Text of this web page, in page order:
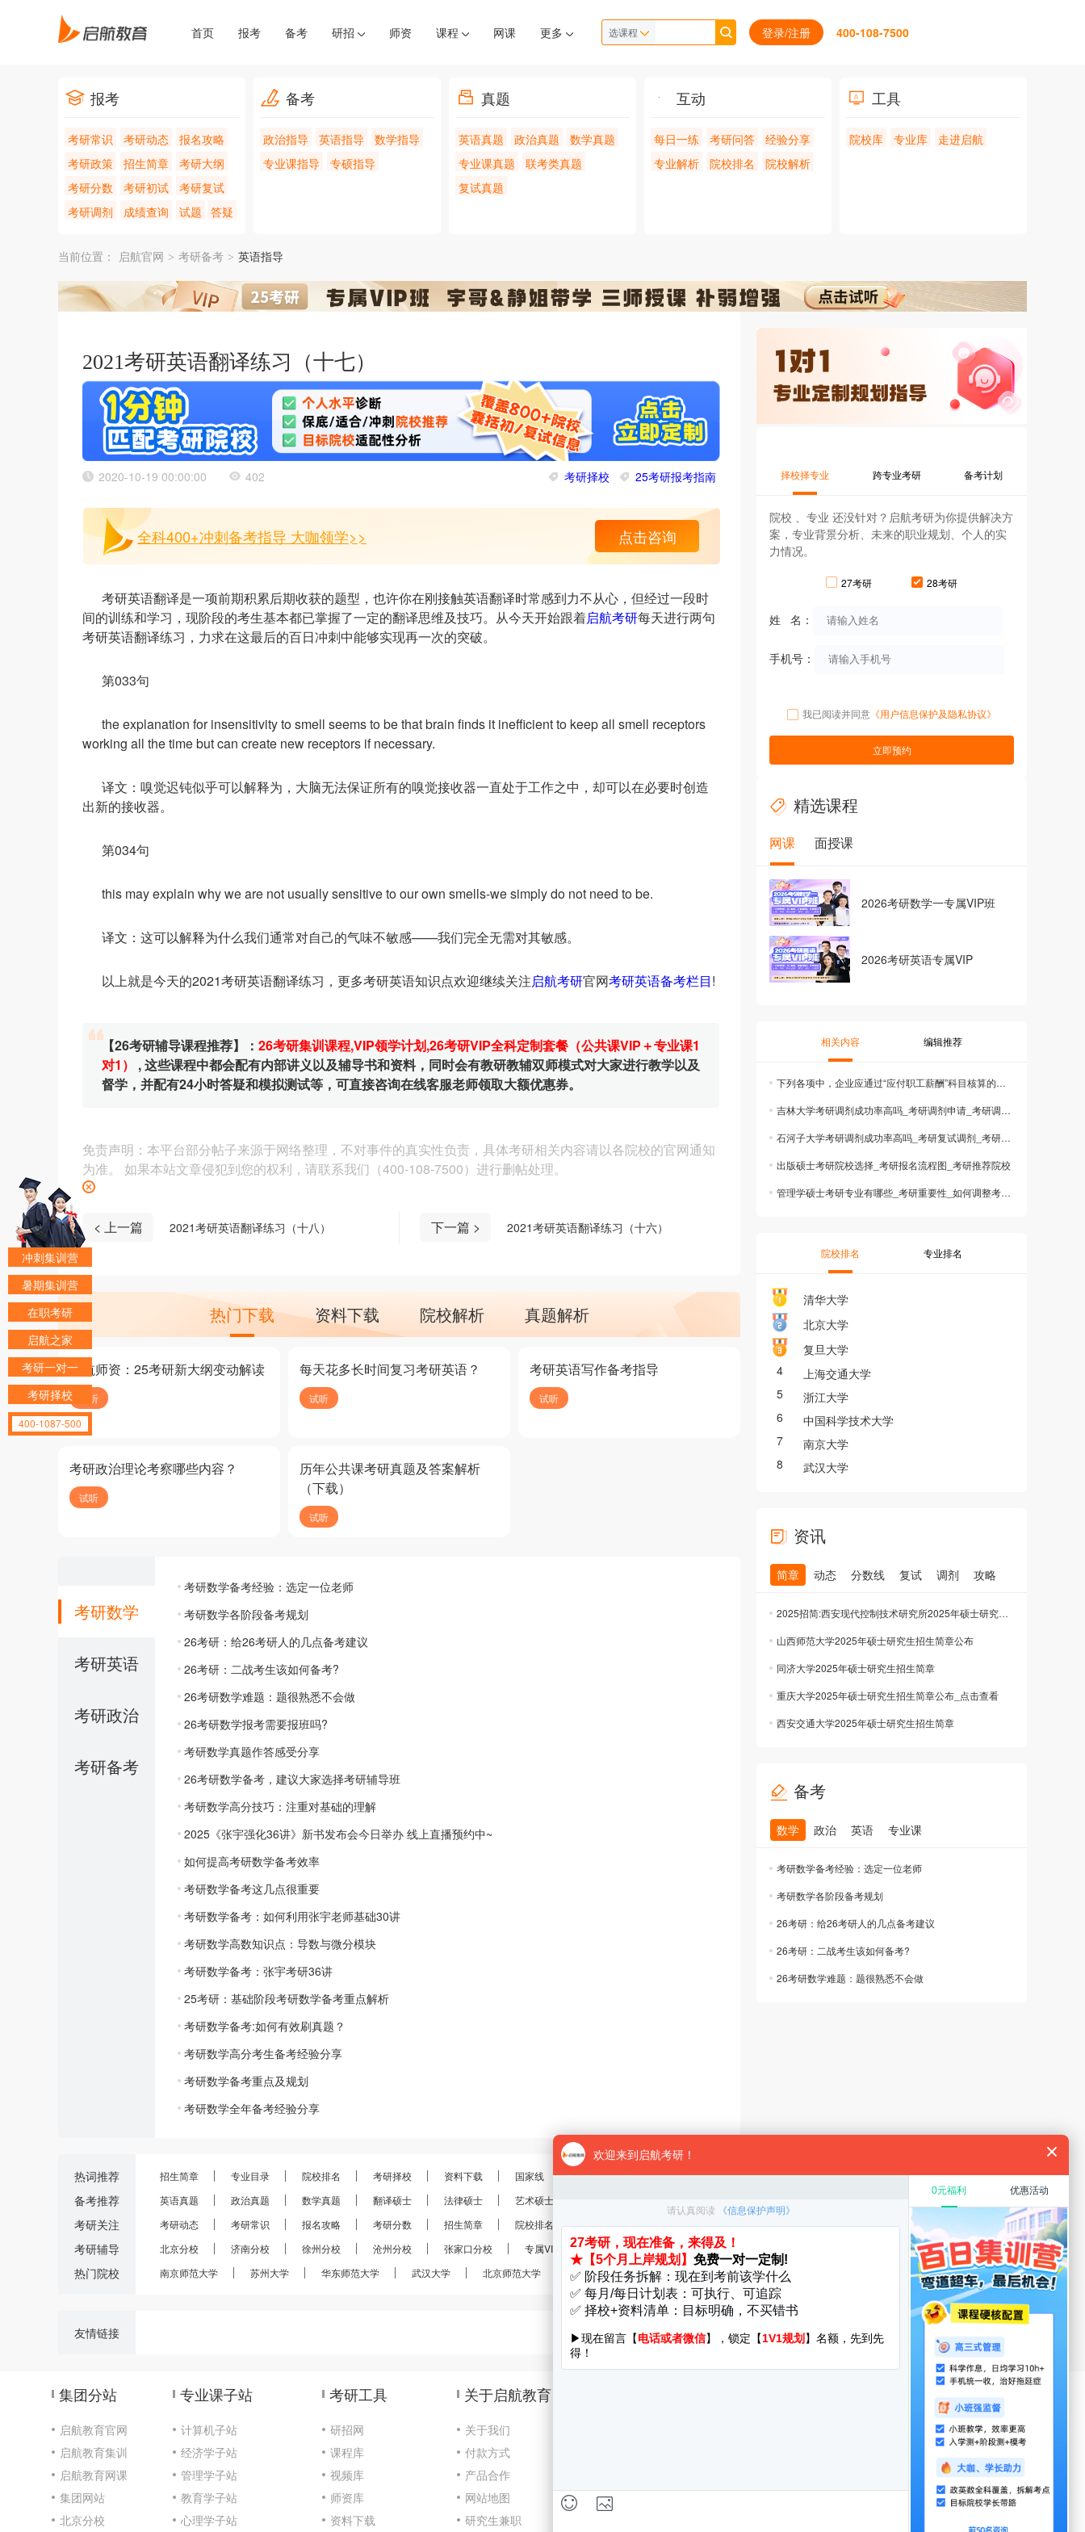
首页 报考 备考 研招 师资 课程 网课 更多 选课程 登录/注册 400-108-7500
报考
考研常识 考研动态
报名攻略
考研政策
招生简章
考研大纲
考研分数
考研初试
考研复试
考研调剂
成绩查询 试题 答疑
备考
政治指导 英语指导
数学指导
专业课指导
专硕指导
真题
英语真题 政治真题
数学真题
专业课真题
联考类真题
复试真题
互动
每日一练 考研问答
经验分享
专业解析
院校排名 院校解析
工具
院校库 专业库 走进启航
当前位置： 启航官网 > 考研备考 > 英语指导
2021考研英语翻译练习（十七）
2020-10-19 00:00:00 402 考研择校 25考研报考指南
全科400+冲刺备考指导 大咖领学>> 点击咨询
考研英语翻译是一项前期积累后期收获的题型，也许你在刚接触英语翻译时常感到力不从心，但经过一段时
间的训练和学习，现阶段的考生基本都已掌握了一定的翻译思维及技巧。从今天开始跟着启航考研每天进行两句
考研英语翻译练习，力求在这最后的百日冲刺中能够实现再一次的突破。
第033句
the explanation for insensitivity to smell seems to be that brain finds it inefficient to keep all smell receptors
working all the time but can create new receptors if necessary.
译文：嗅觉迟钝似乎可以解释为，大脑无法保证所有的嗅觉接收器一直处于工作之中，却可以在必要时创造
出新的接收器。
第034句
this may explain why we are not usually sensitive to our own smells-we simply do not need to be.
译文：这可以解释为什么我们通常对自己的气味不敏感——我们完全无需对其敏感。
以上就是今天的2021考研英语翻译练习，更多考研英语知识点欢迎继续关注启航考研官网考研英语备考栏目!
【26考研辅导课程推荐】： 26考研集训课程,VIP领学计划,26考研VIP全科定制套餐（公共课VIP＋专业课1
对1）
, 这些课程中都会配有内部讲义以及辅导书和资料，同时会有教研教辅双师模式对大家进行教学以及
督学，并配有24小时答疑和模拟测试等，可直接咨询在线客服老师领取大额优惠券。
免责声明：本平台部分帖子来源于网络整理，不对事件的真实性负责，具体考研相关内容请以各院校的官网通知
为准。 如果本站文章侵犯到您的权利，请联系我们（400-108-7500）进行删帖处理。
< 上一篇 2021考研英语翻译练习（十八） 下一篇 > 2021考研英语翻译练习（十六）
热门下载 资料下载 院校解析 真题解析
启航师资：25考研新大纲变动解读
试听
每天花多长时间复习考研英语？
试听
考研英语写作备考指导
试听
考研政治理论考察哪些内容？
试听
历年公共课考研真题及答案解析
（下载）
试听
考研数学
考研英语
考研政治
考研备考
考研数学备考经验：选定一位老师
考研数学各阶段备考规划
26考研：给26考研人的几点备考建议
26考研：二战考生该如何备考?
26考研数学难题：题很熟悉不会做
26考研数学报考需要报班吗?
考研数学真题作答感受分享
26考研数学备考，建议大家选择考研辅导班
考研数学高分技巧：注重对基础的理解
2025《张宇强化36讲》新书发布会今日举办 线上直播预约中~
如何提高考研数学备考效率
考研数学备考这几点很重要
考研数学备考：如何利用张宇老师基础30讲
考研数学高数知识点：导数与微分模块
考研数学备考：张宇考研36讲
25考研：基础阶段考研数学备考重点解析
考研数学备考:如何有效刷真题？
考研数学高分考生备考经验分享
考研数学备考重点及规划
考研数学全年备考经验分享
择校择专业 跨专业考研 备考计划
院校 、专业 还没针对？启航考研为你提供解决方
案，专业背景分析、未来的职业规划、个人的实
力情况。
27考研 28考研
姓 名：
手机号：
我已阅读并同意 《用户信息保护及隐私协议》
立即预约
精选课程
网课 面授课
2026考研数学一专属VIP班
2026考研英语专属VIP
相关内容 编辑推荐
下列各项中，企业应通过“应付职工薪酬”科目核算的有（ ）。
吉林大学考研调剂成功率高吗_考研调剂申请_考研调剂条件
石河子大学考研调剂成功率高吗_考研复试调剂_考研调剂系统
出版硕士考研院校选择_考研报名流程图_考研推荐院校
管理学硕士考研专业有哪些_考研重要性_如何调整考研心态
院校排名 专业排名
清华大学
北京大学
复旦大学
4
上海交通大学
5
浙江大学
6
中国科学技术大学
7
南京大学
8
武汉大学
资讯
简章 动态 分数线 复试 调剂 攻略
2025招简:西安现代控制技术研究所2025年硕士研究生招生简章公布
山西师范大学2025年硕士研究生招生简章公布
同济大学2025年硕士研究生招生简章
重庆大学2025年硕士研究生招生简章公布_点击查看
西安交通大学2025年硕士研究生招生简章
备考
数学 政治 英语 专业课
考研数学备考经验：选定一位老师
考研数学各阶段备考规划
26考研：给26考研人的几点备考建议
26考研：二战考生该如何备考?
26考研数学难题：题很熟悉不会做
热词推荐
备考推荐
考研关注
考研辅导
热门院校
招生简章 专业目录 院校排名 考研择校 资料下载 国家线 分数线 报录比
考研规划
英语真题
政治真题 数学真题 翻译硕士 法律硕士 艺术硕士
考研动态
考研常识 报名攻略 考研分数 招生简章 院校排名 考研真题 经验分享 考研复试
考研调剂
北京分校
济南分校 徐州分校 沧州分校 张家口分校 专属VIP VIP定制
28考研
南京师范大学
苏州大学 华东师范大学 武汉大学 北京师范大学 南京大学 南开大学 厦门大学 华中科技大学 启航分校
友情链接
集团分站
启航教育官网
启航教育集训
启航教育网课
集团网站
北京分校
专业课子站
计算机子站
经济学子站
管理学子站
教育学子站
心理学子站
考研工具
研招网
课程库
视频库
师资库
资料下载
关于启航教育
关于我们
付款方式
产品合作
网站地图
研究生兼职
咨询地址:北京市海淀区万泉河路68号紫金大厦11层
冲刺集训营
暑期集训营
在职考研
启航之家
考研一对一
考研择校
400-1087-500